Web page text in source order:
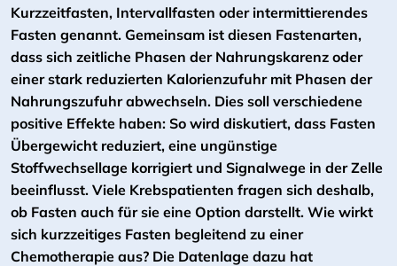
Kurzzeitfasten, Intervallfasten oder intermittierendes
Fasten genannt. Gemeinsam ist diesen Fastenarten,
dass sich zeitliche Phasen der Nahrungskarenz oder
einer stark reduzierten Kalorienzufuhr mit Phasen der
Nahrungszufuhr abwechseln. Dies soll verschiedene
positive Effekte haben: So wird diskutiert, dass Fasten
Übergewicht reduziert, eine ungünstige
Stoffwechsellage korrigiert und Signalwege in der Zelle
beeinflusst. Viele Krebspatienten fragen sich deshalb,
ob Fasten auch für sie eine Option darstellt. Wie wirkt
sich kurzzeitiges Fasten begleitend zu einer
Chemotherapie aus? Die Datenlage dazu hat